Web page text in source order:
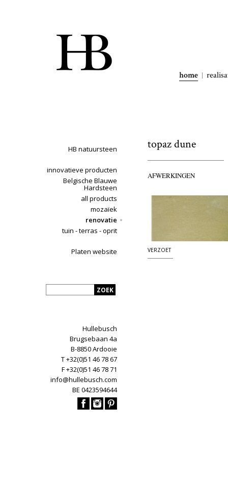
home
HB natuursteen
innovatieve producten
Belgische Blauwe
Hardsteen
all products
mozaïek
renovatie
tuin - terras - oprit
Platen website
Hullebusch
Brugsebaan 4a
B-8850 Ardooie
T +32(0)51 46 78 67
F +32(0)51 46 78 71
info@hullebusch.com
BE 0423594644
topaz dune
AFWERKINGEN
VERZOET